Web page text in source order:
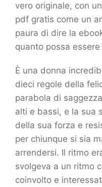
vero originale, con
pdf gratis come un
paura di dire la
quanto possa
È una donna
dieci regole della
parabola di
alti e bassi, e la sua
della sua forza e
per chiunque si sia
arrendersi. Il ritmo
svolgeva a un ritmo
coinvolto e